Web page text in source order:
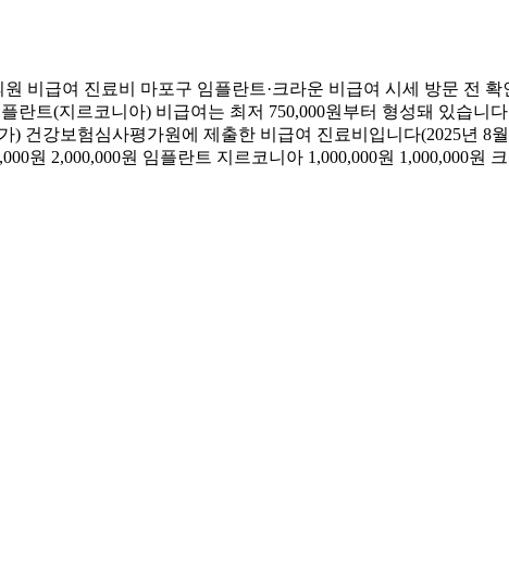
비급여 진료비 마포구 임플란트·크라운 비급여 시세 방문 전
란트(지르코니아) 비급여는 최저 750,000원부터 형성돼 있습
) 건강보험심사평가원에 제출한 비급여 진료비입니다(2025년 8
원 2,000,000원 임플란트 지르코니아 1,000,000원 1,000,000